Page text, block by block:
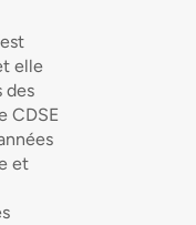
elle
des
CDSE
et